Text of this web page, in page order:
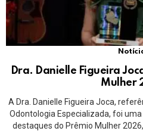
Dra. Danielle Figueira
Mulher
A Dra. Danielle Figueira Joca,
Odontologia Especializada, foi
destaques do Prêmio Mulher